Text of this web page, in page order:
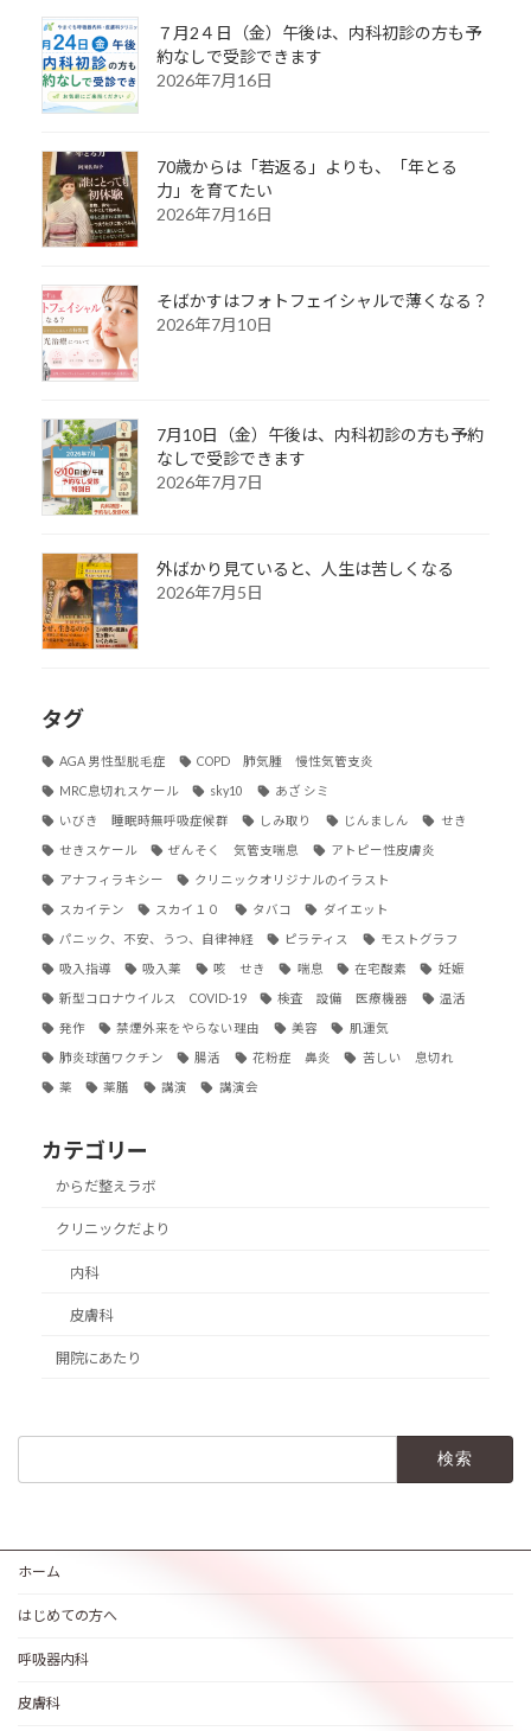
７月2４日（金）午後は、内科初診の方も予
約なしで受診できます
2026年7月16日
70歳からは「若返る」よりも、「年とる
力」を育てたい
2026年7月16日
そばかすはフォトフェイシャルで薄くなる？
2026年7月10日
7月10日（金）午後は、内科初診の方も予約
なしで受診できます
2026年7月7日
外ばかり見ていると、人生は苦しくなる
2026年7月5日
タグ
AGA 男性型脱毛症 COPD 肺気腫 慢性気管支炎
MRC息切れスケール sky10 あざ シミ
いびき 睡眠時無呼吸症候群 しみ取り じんましん せき
せきスケール ぜんそく 気管支喘息 アトピー性皮膚炎
アナフィラキシー クリニックオリジナルのイラスト
スカイテン スカイ１０ タバコ ダイエット
パニック、不安、うつ、自律神経 ピラティス モストグラフ
吸入指導 吸入薬 咳 せき 喘息 在宅酸素 妊娠
新型コロナウイルス COVID-19 検査 設備 医療機器 温活
発作 禁煙外来をやらない理由 美容 肌運気
肺炎球菌ワクチン 腸活 花粉症 鼻炎 苦しい 息切れ
薬 薬膳 講演 講演会
カテゴリー
からだ整えラボ
クリニックだより
内科
皮膚科
開院にあたり
ホーム
はじめての方へ
呼吸器内科
皮膚科